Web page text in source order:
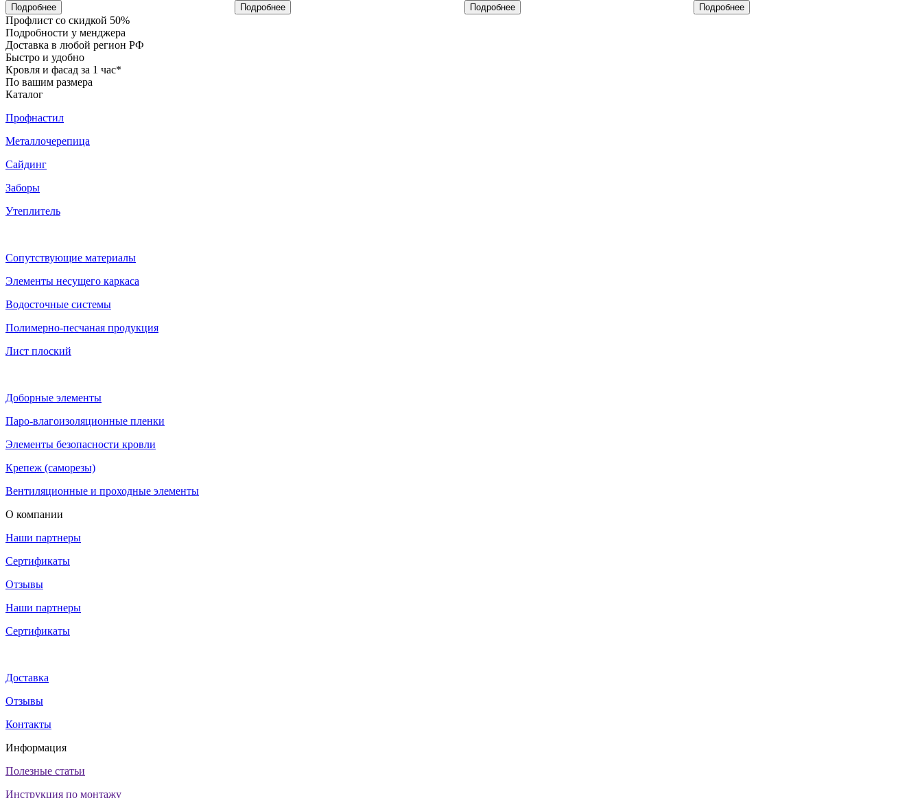
Подробнее Подробнее Подробнее Подробнее
Профлист со скидкой 50%
Подробности у менджера
Доставка в любой регион РФ
Быстро и удобно
Кровля и фасад за 1 час*
По вашим размера
Каталог
Профнастил
Металлочерепица
Сайдинг
Заборы
Утеплитель
Сопутствующие материалы
Элементы несущего каркаса
Водосточные системы
Полимерно-песчаная продукция
Лист плоский
Доборные элементы
Паро-влагоизоляционные пленки
Элементы безопасности кровли
Крепеж (саморезы)
Вентиляционные и проходные элементы
О компании
Наши партнеры
Сертификаты
Отзывы
Наши партнеры
Сертификаты
Доставка
Отзывы
Контакты
Информация
Полезные статьи
Инструкция по монтажу